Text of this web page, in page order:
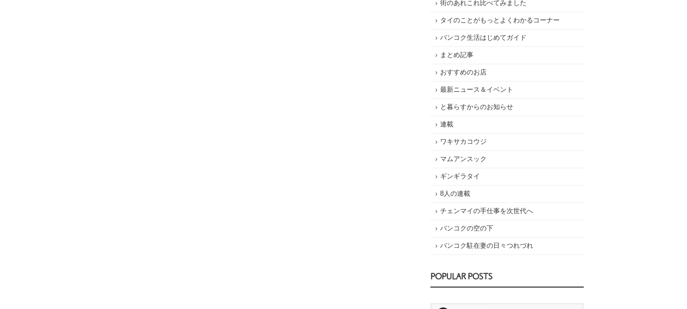
街のあれこれ比べてみました
タイのことがもっとよくわかるコーナー
バンコク生活はじめてガイド
まとめ記事
おすすめのお店
最新ニュース＆イベント
と暮らすからのお知らせ
連載
ワキサカコウジ
マムアンスック
ギンギラタイ
8人の連載
チェンマイの手仕事を次世代へ
バンコクの空の下
バンコク駐在妻の日々つれづれ
POPULAR POSTS